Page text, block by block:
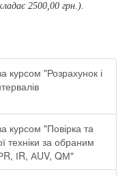
2500,00 грн.).
курсом "Розрахунок і
курсом "Повірка та
техніки за обраним
ІR, АUV, QМ"